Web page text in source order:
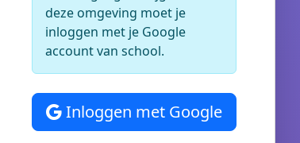
deze omgeving moet je
inloggen met je Google
account van school.
Inloggen met Google